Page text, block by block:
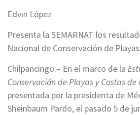
Edvin López
Presenta la SEMARNAT los
Nacional de Conservación de
Chilpancingo.– En el marco de la
Conservación de Playas y Costas
presentada por la presidenta de
Sheinbaum Pardo, el pasado 5 de